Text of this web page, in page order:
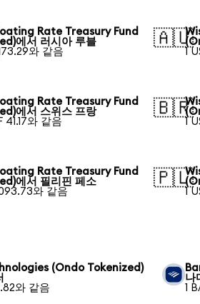
Rate Treasury Fund
에서 러시아 루블
와 같음
🇦🇺
1
Rate Treasury Fund
에서 스위스 프랑
41.17와 같음
🇧🇷
1
Rate Treasury Fund
에서 필리핀 페소
와 같음
🇵🇱
1
(Ondo Tokenized)
와 같음
나
1